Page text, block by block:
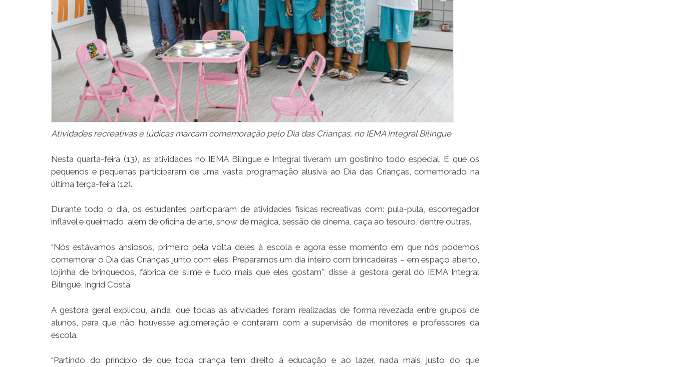
Atividades recreativas e lúdicas marcam comemoração pelo Dia das Crianças, no IEMA Integral Bilíngue
Nesta quarta-feira (13), as atividades no IEMA Bilíngue e Integral tiveram um gostinho todo especial. É que os
pequenos e pequenas participaram de uma vasta programação alusiva ao Dia das Crianças, comemorado na
última terça-feira (12).
Durante todo o dia, os estudantes participaram de atividades físicas recreativas com: pula-pula, escorregador
inflável e queimado, além de oficina de arte, show de mágica, sessão de cinema, caça ao tesouro, dentre outras.
“Nós estávamos ansiosos, primeiro pela volta deles à escola e agora esse momento em que nós podemos
comemorar o Dia das Crianças junto com eles. Preparamos um dia inteiro com brincadeiras – em espaço aberto,
lojinha de brinquedos, fábrica de slime e tudo mais que eles gostam”, disse a gestora geral do IEMA Integral
Bilíngue, Ingrid Costa.
A gestora geral explicou, ainda, que todas as atividades foram realizadas de forma revezada entre grupos de
alunos, para que não houvesse aglomeração e contaram com a supervisão de monitores e professores da
escola.
“Partindo do princípio de que toda criança tem direito à educação e ao lazer, nada mais justo do que